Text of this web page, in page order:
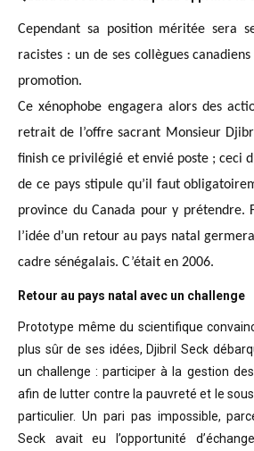
Cependant sa position méritée sera
racistes : un de ses collègues
promotion.
Ce xénophobe engagera alors des
retrait de l’offre sacrant Monsieur
finish ce privilégié et envié poste ; ceci
de ce pays stipule qu’il faut
province du Canada pour y prétendre.
l’idée d’un retour au pays natal
cadre sénégalais. C’était en 2006.
Retour au pays natal avec un challenge
Prototype même du scientifique
plus sûr de ses idées, Djibril Seck
un challenge : participer à la gestion
afin de lutter contre la pauvreté et le
particulier. Un pari pas impossible,
Seck avait eu l’opportunité